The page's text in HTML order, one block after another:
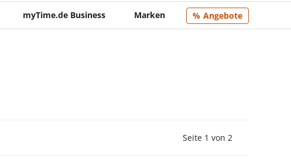
myTime.de Business Marken Angebote
Vorherige Seite
Seite 1 von 2